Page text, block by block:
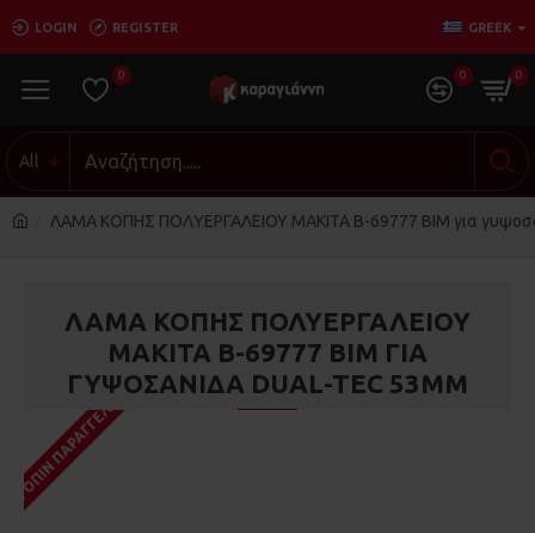
LOGIN REGISTER GREEK
0 0 0
All
ΛΑΜΑ ΚΟΠΗΣ ΠΟΛΥΕΡΓΑΛΕΙΟΥ MAKITA B-69777 BIM για
ΛΑΜΑ ΚΟΠΗΣ ΠΟΛΥΕΡΓΑΛΕΙΟΥ
MAKITA B-69777 BIM ΓΙΑ
ΓΥΨΟΣΑΝΊΔΑ DUAL-TEC 53MM
ΠΑΡΑΓΓΕΛΊΑΣ